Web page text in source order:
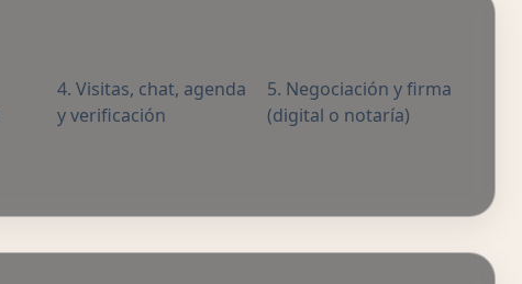
Visitas, chat, agenda
y verificación
Negociación y firma
(digital o notaría)